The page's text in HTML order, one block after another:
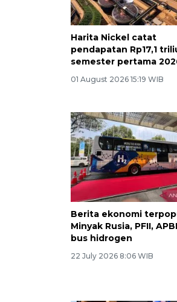
Harita Nickel catat
pendapatan Rp17,1
semester pertama
01 August 2026 15:19 WIB
Berita ekonomi
Minyak Rusia, PFII,
bus hidrogen
22 July 2026 8:06 WIB